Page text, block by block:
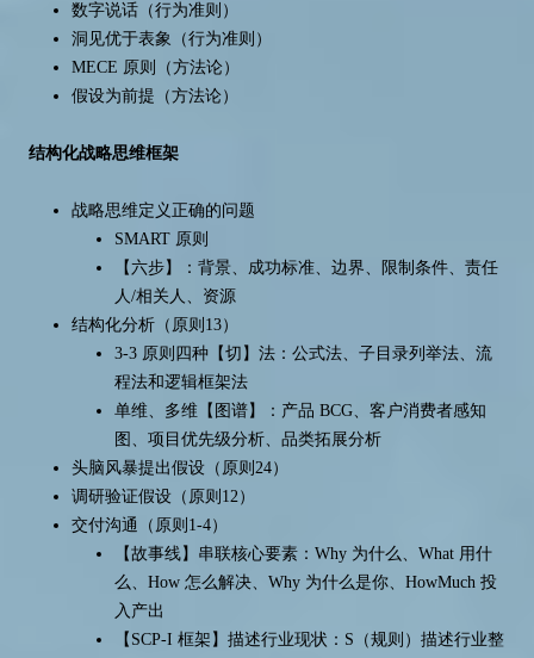
数字说话（行为准则）
洞见优于表象（行为准则）
MECE 原则（方法论）
假设为前提（方法论）
结构化战略思维框架
战略思维定义正确的问题
SMART 原则
【六步】：背景、成功标准、边界、限制条件、责任
人/相关人、资源
结构化分析（原则13）
3-3 原则四种【切】法：公式法、子目录列举法、流
程法和逻辑框架法
单维、多维【图谱】：产品 BCG、客户消费者感知
图、项目优先级分析、品类拓展分析
头脑风暴提出假设（原则24）
调研验证假设（原则12）
交付沟通（原则1-4）
【故事线】串联核心要素：Why 为什么、What 用什
么、How 怎么解决、Why 为什么是你、HowMuch 投
入产出
【SCP-I 框架】描述行业现状：S（规则）描述行业整